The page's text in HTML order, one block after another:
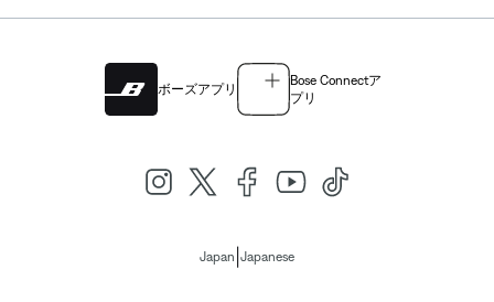
ボーズアプリ
Bose Connectア
プリ
Japan Japanese